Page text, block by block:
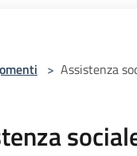
> Assistenza